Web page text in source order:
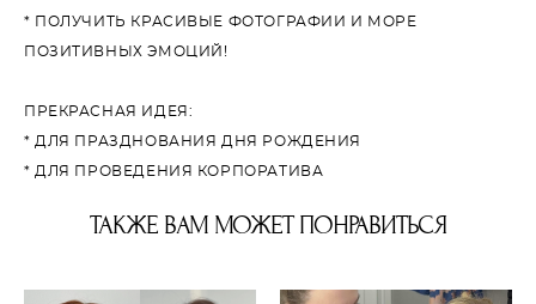
* ПОЛУЧИТЬ КРАСИВЫЕ ФОТОГРАФИИ И МОРЕ
ПОЗИТИВНЫХ ЭМОЦИЙ!
ПРЕКРАСНАЯ ИДЕЯ:
* ДЛЯ ПРАЗДНОВАНИЯ ДНЯ РОЖДЕНИЯ
* ДЛЯ ПРОВЕДЕНИЯ КОРПОРАТИВА
ТАКЖЕ ВАМ МОЖЕТ ПОНРАВИТЬСЯ